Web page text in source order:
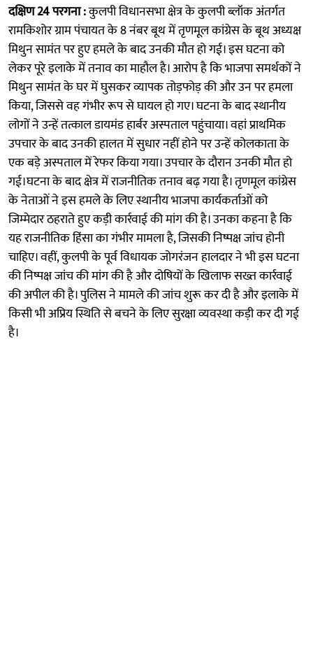
दक्षिण 24 परगना :कुलपी विधानसभा क्षेत्र के कुलपी ब्लॉक अंतर्गत
रामकिशोर ग्राम पंचायत के 8 नंबर बूथ में तृणमूल कांग्रेस के बूथ अध्यक्ष
मिथुन सामंत पर हुए हमले के बाद उनकी मौत हो गई। इस घटना को
लेकर पूरे इलाके में तनाव का माहौल है। आरोप है कि भाजपा समर्थकों ने
मिथुन सामंत के घर में घुसकर व्यापक तोड़फोड़ की और उन पर हमला
किया, जिससे वह गंभीर रूप से घायल हो गए। घटना के बाद स्थानीय
लोगों ने उन्हें तत्काल डायमंड हार्बर अस्पताल पहुंचाया। वहां प्राथमिक
उपचार के बाद उनकी हालत में सुधार नहीं होने पर उन्हें कोलकाता के
एक बड़े अस्पताल में रेफर किया गया। उपचार के दौरान उनकी मौत हो
गई।घटना के बाद क्षेत्र में राजनीतिक तनाव बढ़ गया है। तृणमूल कांग्रेस
के नेताओं ने इस हमले के लिए स्थानीय भाजपा कार्यकर्ताओं को
जिम्मेदार ठहराते हुए कड़ी कार्रवाई की मांग की है। उनका कहना है कि
यह राजनीतिक हिंसा का गंभीर मामला है, जिसकी निष्पक्ष जांच होनी
चाहिए। वहीं, कुलपी के पूर्व विधायक जोगरंजन हालदार ने भी इस घटना
की निष्पक्ष जांच की मांग की है और दोषियों के खिलाफ सख्त कार्रवाई
की अपील की है। पुलिस ने मामले की जांच शुरू कर दी है और इलाके में
किसी भी अप्रिय स्थिति से बचने के लिए सुरक्षा व्यवस्था कड़ी कर दी गई
है।